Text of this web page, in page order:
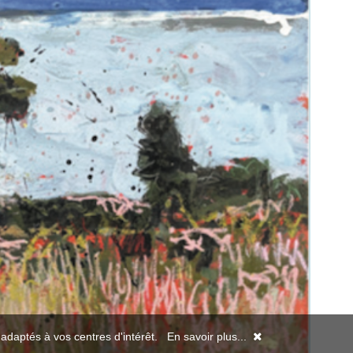
à vos centres d'intérêt. En savoir plus...